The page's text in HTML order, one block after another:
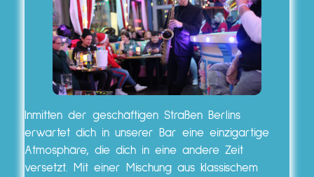
Inmitten der geschäftigen Straßen Berlins
erwartet dich in unserer Bar eine einzigartige
Atmosphäre, die dich in eine andere Zeit
versetzt. Mit einer Mischung aus klassischem